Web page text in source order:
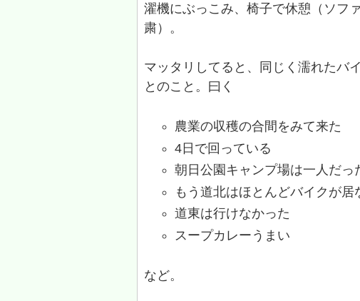
濯機にぶっこみ、椅子で休憩（ソフ
粛）。
マッタリしてると、同じく濡れたバ
とのこと。曰く
農業の収穫の合間をみて来た
4日で回っている
朝日公園キャンプ場は一人だっ
もう道北はほとんどバイクが居
道東は行けなかった
スープカレーうまい
など。